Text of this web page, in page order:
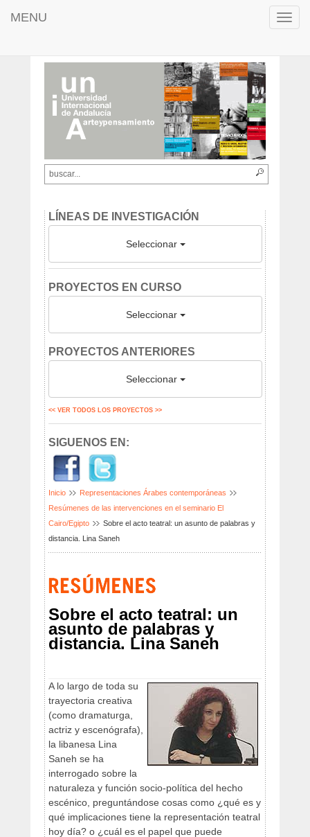
MENU
LÍNEAS DE INVESTIGACIÓN
Seleccionar
PROYECTOS EN CURSO
Seleccionar
PROYECTOS ANTERIORES
Seleccionar
<< VER TODOS LOS PROYECTOS >>
SIGUENOS EN:
Inicio
Representaciones Árabes contemporáneas
Resúmenes de las intervenciones en el seminario El
Cairo/Egipto
Sobre el acto teatral: un asunto de palabras y
distancia. Lina Saneh
Sobre el acto teatral: un
asunto de palabras y
distancia. Lina Saneh
A lo largo de toda su
trayectoria creativa
(como dramaturga,
actriz y escenógrafa),
la libanesa Lina
Saneh se ha
interrogado sobre la
naturaleza y función socio-política del hecho
escénico, preguntándose cosas como ¿qué es y
qué implicaciones tiene la representación teatral
hoy día? o ¿cuál es el papel que puede